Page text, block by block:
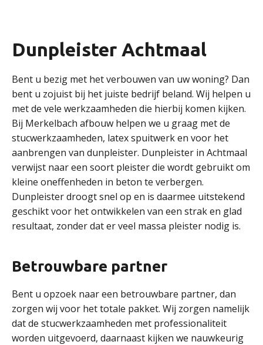
Dunpleister Achtmaal
Bent u bezig met het verbouwen van uw woning? Dan
bent u zojuist bij het juiste bedrijf beland. Wij helpen u
met de vele werkzaamheden die hierbij komen kijken.
Bij Merkelbach afbouw helpen we u graag met de
stucwerkzaamheden, latex spuitwerk en voor het
aanbrengen van dunpleister. Dunpleister in Achtmaal
verwijst naar een soort pleister die wordt gebruikt om
kleine oneffenheden in beton te verbergen.
Dunpleister droogt snel op en is daarmee uitstekend
geschikt voor het ontwikkelen van een strak en glad
resultaat, zonder dat er veel massa pleister nodig is.
Betrouwbare partner
Bent u opzoek naar een betrouwbare partner, dan
zorgen wij voor het totale pakket. Wij zorgen namelijk
dat de stucwerkzaamheden met professionaliteit
worden uitgevoerd, daarnaast kijken we nauwkeurig